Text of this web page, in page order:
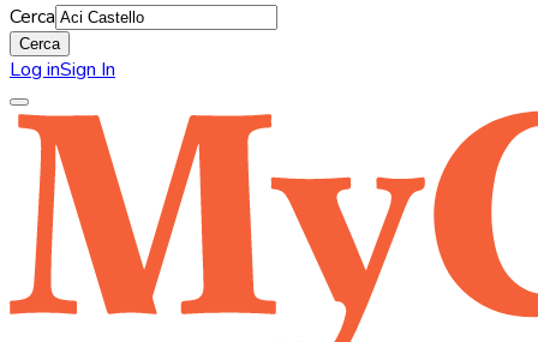
Cerca
Cerca
Log inSign In